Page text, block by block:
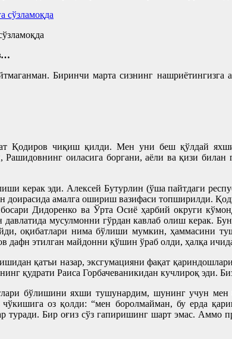
Биринчи марта сизнинг
Қодиров чиқиш қилди. Мен уни беш қўлдай
оиласига боргани, аёли ва қизи
керак эди. Алексей Бутурлин (ўша пайтдаги
доирасида амалга ошириш вазифаси топширилди.
Дидоренко ва Ўрта Осиё ҳарбий округи
мусулмонни гўрдан кавлаб олиш керак.
оқибатлари нима бўлиши мумкин,
дафн этилган майдонни қўшин ўраб олди, ҳалқа
қатъи назар, эксгумацияни фақат
қудрати Раиса Горбачеваникидан кучлироқ эди.
бўлишини яхши тушунардим, шунинг учун мен
оз қолди: “мен боролмайман, бу ерда
туради. Бир оғиз сўз гапиришинг шарт эмас. Аммо